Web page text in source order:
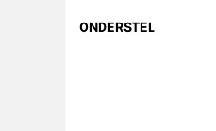
ONDERSTEL